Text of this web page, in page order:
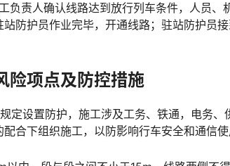
负责人确认线路达到放行列车条件，人员、
防护员作业完毕，开通线路；驻站防护员
险项点及防控措施
定设置防护，施工涉及工务、铁通，电务
合下组织施工，以防影响行车安全和通信使